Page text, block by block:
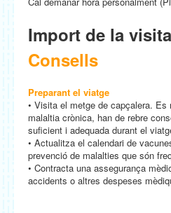
Import de la
Consells
Preparant el viatge
• Visita el metge de capçalera.
malaltia crònica, han de rebre
suficient i adequada durant el
• Actualitza el calendari de
prevenció de malalties que són
• Contracta una assegurança
accidents o altres despeses